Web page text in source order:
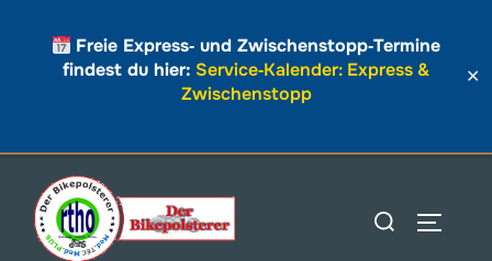
Inhalt
springen
Freie Express‑ und Zwischenstopp‑Termine
findest du hier: Service‑Kalender: Express &
Zwischenstopp
✕
Suchen